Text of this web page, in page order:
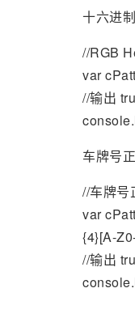
十六进
//RGB
var
//输出
车牌号
//车牌号
var
{4}[A-
//输出